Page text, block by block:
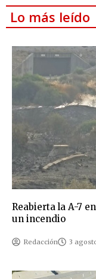
Lo más leído
Reabierta la A-7
un incendio
Redacción 3